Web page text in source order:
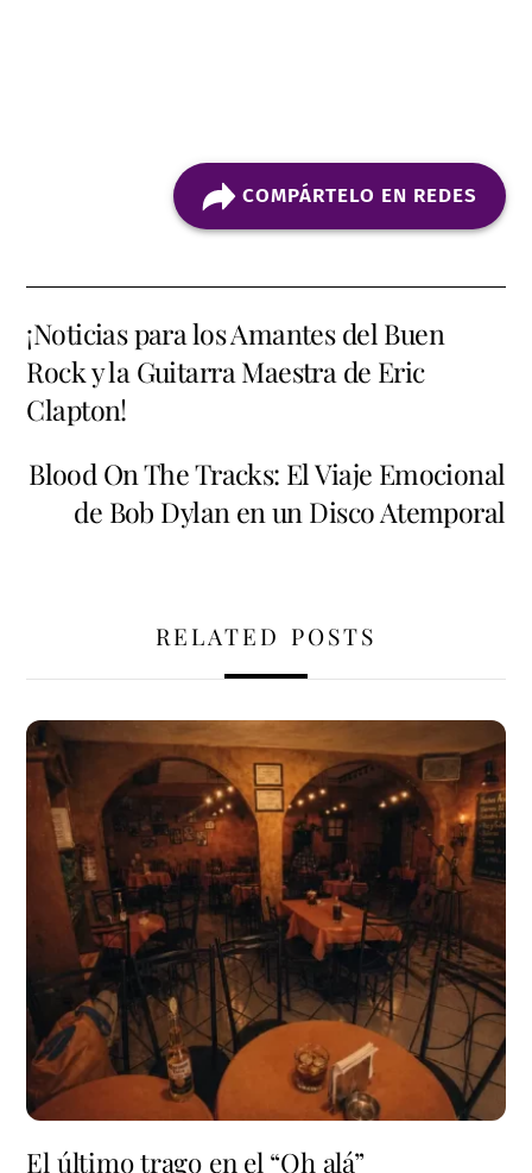
COMPÁRTELO EN REDES
¡Noticias para los Amantes del Buen
Rock y la Guitarra Maestra de Eric
Clapton!
Blood On The Tracks: El Viaje Emocional
de Bob Dylan en un Disco Atemporal
RELATED POSTS
El último trago en el “Oh alá”